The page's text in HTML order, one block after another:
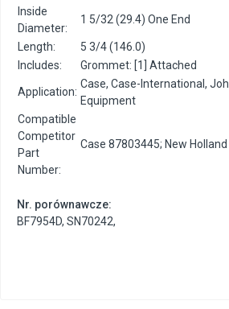
Inside
Diameter:
1 5/32 (29.4) One End
Length:
5 3/4 (146.0)
Includes:
Grommet: [1] Attached
Application:
Case, Case-International,
Equipment
Compatible
Competitor
Part
Number:
Case 87803445; New
Nr. porównawcze:
BF7954D, SN70242,